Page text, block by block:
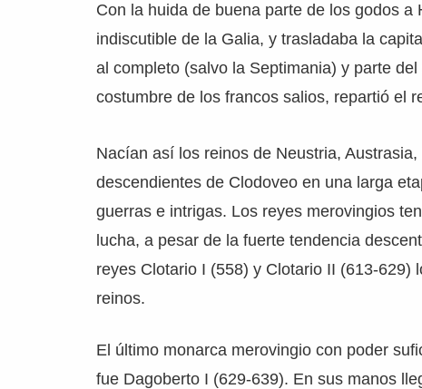
Con la huida de buena parte de los godos
indiscutible de la Galia, y trasladaba la
al completo (salvo la Septimania) y parte
costumbre de los francos salios, repartió el
Nacían así los reinos de Neustria,
descendientes de Clodoveo en una larga
guerras e intrigas. Los reyes merovingios
lucha, a pesar de la fuerte tendencia
reyes Clotario I (558) y Clotario II (613-
reinos.
El último monarca merovingio con poder
fue Dagoberto I (629-639). En sus manos